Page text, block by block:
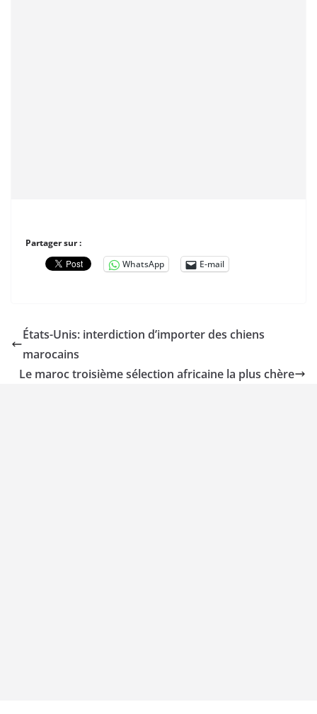
Partager sur :
WhatsApp
E-mail
États-Unis: interdiction d’importer des chiens
marocains
Le maroc troisième sélection africaine la plus chère